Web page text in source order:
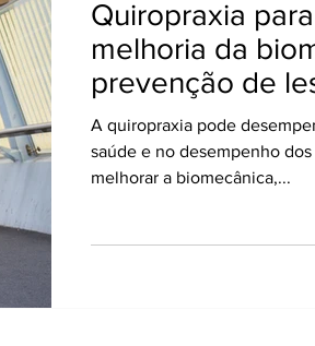
Quiropraxia
melhoria da
prevenção de
otimização do
A quiropraxia pode
saúde e no desempenho
melhorar a biomecânica,...